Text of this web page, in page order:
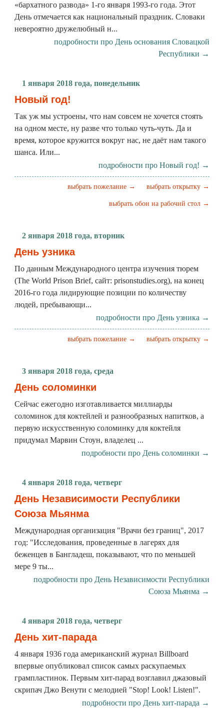
«бархатного развода» 1-го января 1993-го года. Этот
День отмечается как национальный праздник. Словаки
невероятно дружелюбный н...
подробности про День основания Словацкой
Республики →
1 января 2018 года, понедельник
Новый год!
Так уж мы устроены, что нам совсем не хочется стоять
на одном месте, ну разве что только чуть-чуть. Да и
время, которое кружится вокруг нас, не даёт нам такого
шанса. Или...
подробности про Новый год! →
выбрать открытку →
выбрать пожелание →
выбрать обои на рабочий стол →
2 января 2018 года, вторник
День узника
По данным Международного центра изучения тюрем
(The World Prison Brief, сайт: prisonstudies.org), на конец
2016-го года лидирующие позиции по количеству
людей, пребывающи...
подробности про День узника →
выбрать открытку →
выбрать пожелание →
3 января 2018 года, среда
День соломинки
Сейчас ежегодно изготавливается миллиарды
соломинок для коктейлей и разнообразных напитков, а
первую искусственную соломинку для коктейля
придумал Марвин Стоун, владелец ...
подробности про День соломинки →
4 января 2018 года, четверг
День Независимости Республики
Союза Мьянма
Международная организация "Врачи без границ", 2017
год: "Исследования, проведенные в лагерях для
беженцев в Бангладеш, показывают, что по меньшей
мере 9 ты...
подробности про День Независимости Республики
Союза Мьянма →
4 января 2018 года, четверг
День хит-парада
4 января 1936 года американский журнал Billboard
впервые опубликовал список самых раскупаемых
грампластинок. Первым хит-парад возглавил джазовый
скрипач Джо Венути с мелодией "Stop! Look! Listen!".
подробности про День хит-парада →